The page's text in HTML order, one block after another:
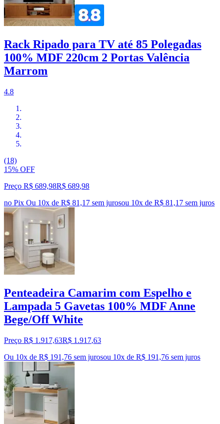
Rack Ripado para TV até 85 Polegadas
100% MDF 220cm 2 Portas Valência
Marrom
4.8
(18)
15% OFF
Preço R$ 689,98R$ 689,98
no Pix Ou 10x de R$ 81,17 sem jurosou 10x de R$ 81,17 sem juros
Penteadeira Camarim com Espelho e
Lampada 5 Gavetas 100% MDF Anne
Bege/Off White
Preço R$ 1.917,63R$ 1.917,63
Ou 10x de R$ 191,76 sem jurosou 10x de R$ 191,76 sem juros